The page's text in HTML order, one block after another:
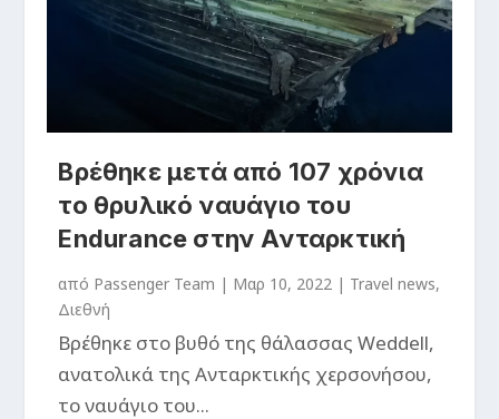
Βρέθηκε μετά από 107 χρόνια
το θρυλικό ναυάγιο του
Endurance στην Ανταρκτική
από Passenger Team | Μαρ 10, 2022 | Travel news,
Διεθνή
Βρέθηκε στο βυθό της θάλασσας Weddell,
ανατολικά της Ανταρκτικής χερσονήσου,
το ναυάγιο του...